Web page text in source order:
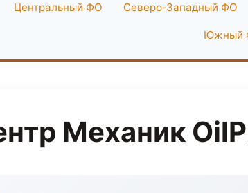
Центральный ФО Северо-Западный ФО
Южный
Механик